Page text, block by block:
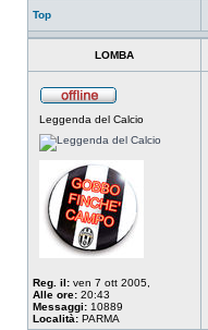
Top
LOMBA
Leggenda del Calcio
Reg. il: ven 7 ott 2005,
Alle ore: 20:43
Messaggi: 10889
Località: PARMA